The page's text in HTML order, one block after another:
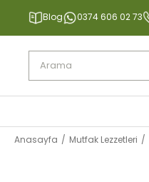
Blog 0374 606 02 73
Anasayfa Mutfak Lezzetleri